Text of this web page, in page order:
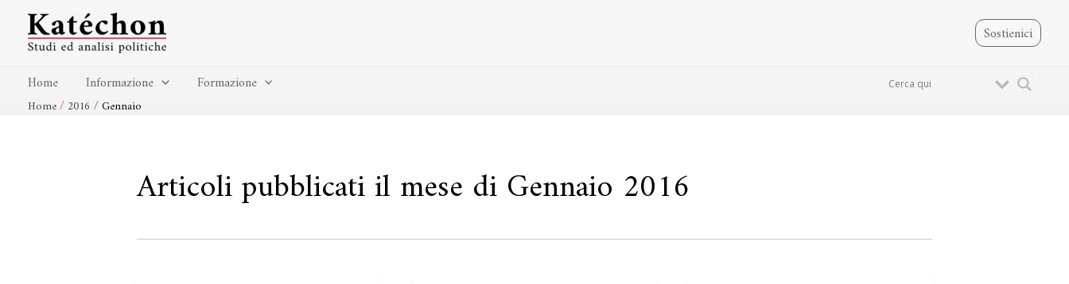
contenuto
Sostienici
Home Informazione Formazione
Home 2016 Gennaio
Articoli pubblicati il mese di Gennaio 2016